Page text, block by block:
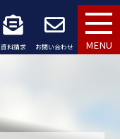
資料請求 お問い合わせ MENU